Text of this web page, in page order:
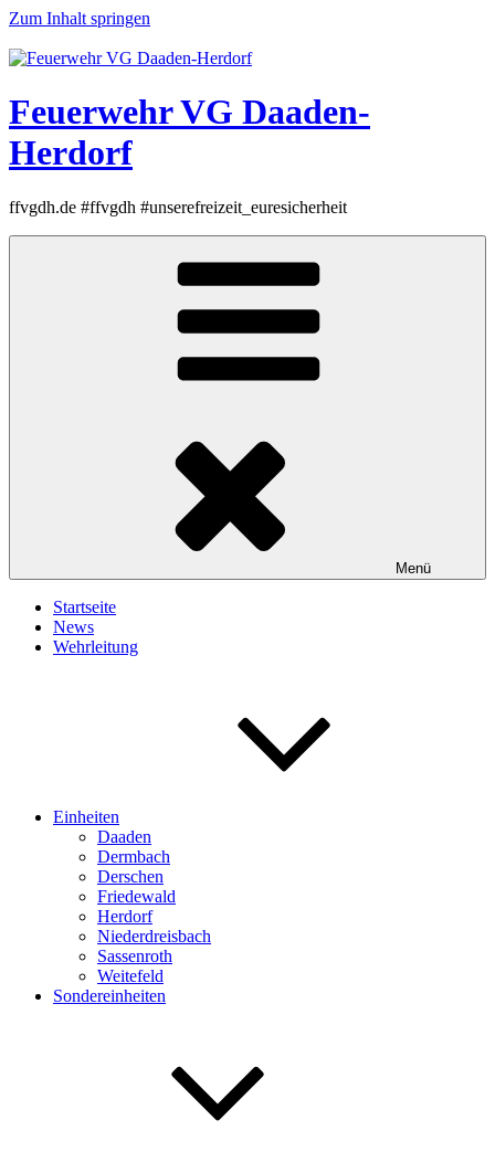
Zum Inhalt springen
Feuerwehr VG Daaden-
Herdorf
ffvgdh.de #ffvgdh #unserefreizeit_euresicherheit
Menü
Startseite
News
Wehrleitung
Einheiten
Daaden
Dermbach
Derschen
Friedewald
Herdorf
Niederdreisbach
Sassenroth
Weitefeld
Sondereinheiten